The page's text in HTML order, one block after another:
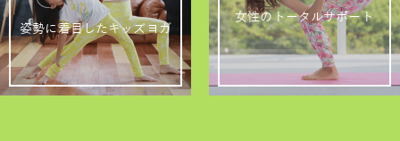
姿勢に着目したキッズヨガ
女性のトータルサポート